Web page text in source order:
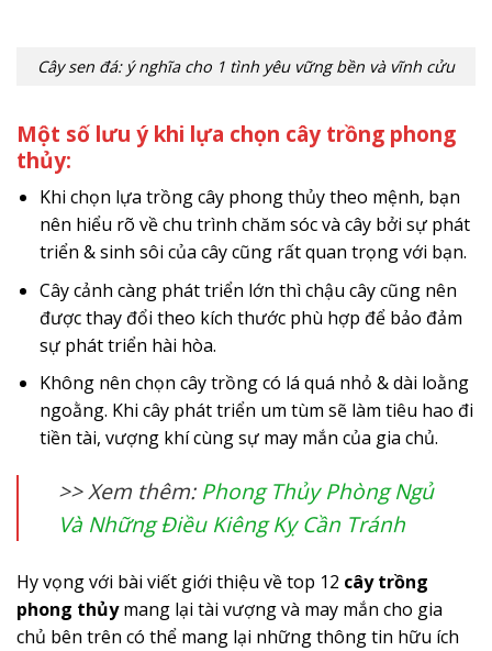
Cây sen đá: ý nghĩa cho 1 tình yêu vững bền và vĩnh cửu
Một số lưu ý khi lựa chọn cây trồng phong
thủy:
Khi chọn lựa trồng cây phong thủy theo mệnh, bạn
nên hiểu rõ về chu trình chăm sóc và cây bởi sự phát
triển & sinh sôi của cây cũng rất quan trọng với bạn.
Cây cảnh càng phát triển lớn thì chậu cây cũng nên
được thay đổi theo kích thước phù hợp để bảo đảm
sự phát triển hài hòa.
Không nên chọn cây trồng có lá quá nhỏ & dài loằng
ngoằng. Khi cây phát triển um tùm sẽ làm tiêu hao đi
tiền tài, vượng khí cùng sự may mắn của gia chủ.
>> Xem thêm: Phong Thủy Phòng Ngủ
Và Những Điều Kiêng Kỵ Cần Tránh
Hy vọng với bài viết giới thiệu về top 12 cây trồng
phong thủymang lại tài vượng và may mắn cho gia
chủ bên trên có thể mang lại những thông tin hữu ích